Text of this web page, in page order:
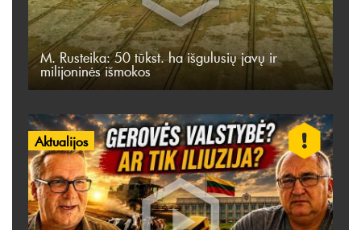
M. Rusteika: 50 tūkst. ha išgulusių javų ir
milijoninės išmokos
Aktualijos